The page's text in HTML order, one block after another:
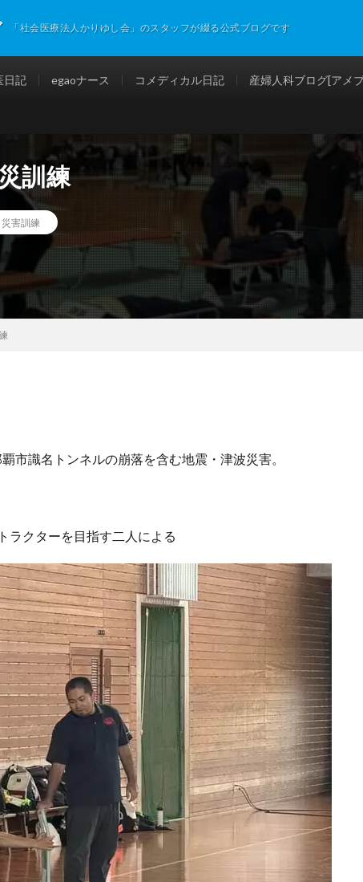
「社会医療法人かりゆし会」のスタッフが綴る公式ブログです
日記 egaoナース コメディカル日記 産婦人科ブログ[アメ
訓練
災害訓練
市識名トンネルの崩落を含む地震・津波災害。
クターを目指す二人による